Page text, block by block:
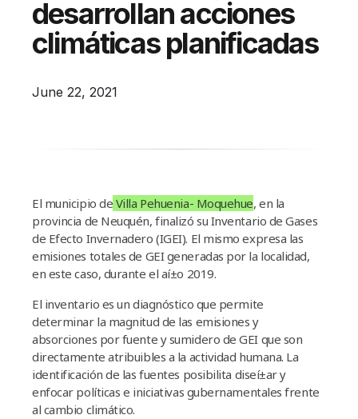
Campañas
Arbolado
Proyectos
desarrollan acciones
climáticas planificadas
June 22, 2021
El municipio de Villa Pehuenia- Moquehue, en la
provincia de Neuquén, finalizó su Inventario de Gases
de Efecto Invernadero (IGEI). El mismo expresa las
emisiones totales de GEI generadas por la localidad,
en este caso, durante el aí±o 2019.
El inventario es un diagnóstico que permite
determinar la magnitud de las emisiones y
absorciones por fuente y sumidero de GEI que son
directamente atribuibles a la actividad humana. La
identificación de las fuentes posibilita diseí±ar y
enfocar polí­ticas e iniciativas gubernamentales frente
al cambio climático.